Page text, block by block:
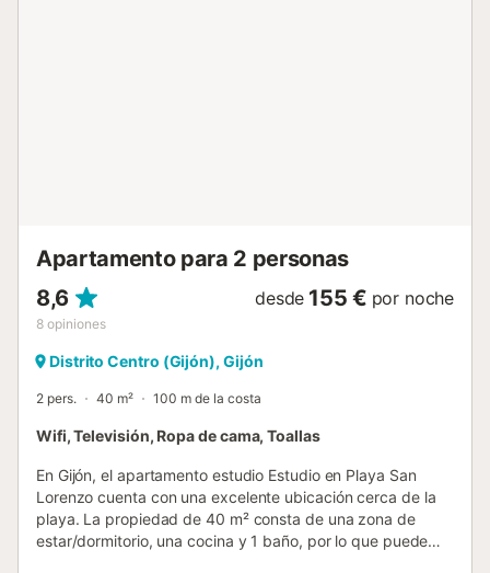
Apartamento para 2 personas
8,6
8 opiniones
desde 155 € por noche
Distrito Centro (Gijón), Gijón
2 pers. 40 m² 100 m de la costa
Wifi, Televisión, Ropa de cama, Toallas
En Gijón, el apartamento estudio Estudio en Playa San
Lorenzo cuenta con una excelente ubicación cerca de la
playa. La propiedad de 40 m² consta de una zona de
estar/dormitorio, una cocina y 1 baño, por lo que puede